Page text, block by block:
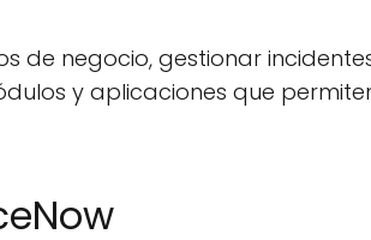
de negocio, gestionar
y aplicaciones que